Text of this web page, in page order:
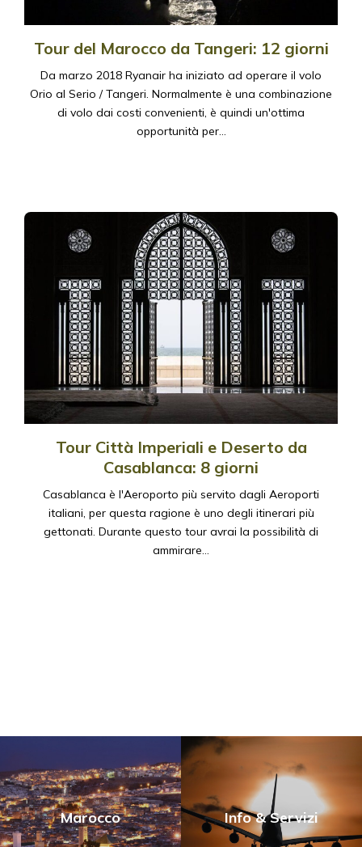
Tour del Marocco da Tangeri: 12 giorni
Da marzo 2018 Ryanair ha iniziato ad operare il volo
Orio al Serio / Tangeri. Normalmente è una combinazione
di volo dai costi convenienti, è quindi un'ottima
opportunità per…
Tour Città Imperiali e Deserto da
Casablanca: 8 giorni
Casablanca è l'Aeroporto più servito dagli Aeroporti
italiani, per questa ragione è uno degli itinerari più
gettonati. Durante questo tour avrai la possibilità di
ammirare…
Marocco Info & Servizi